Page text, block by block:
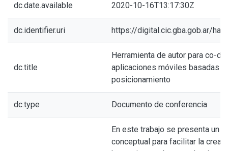
dc.date.available 2020-10-16T13:17:30Z
dc.identifier.uri https://digital.cic.gba.gob.ar/
dc.title
Herramienta de autor para co-
aplicaciones móviles basadas
posicionamiento
dc.type Documento de conferencia
En este trabajo se presenta un
conceptual para facilitar la